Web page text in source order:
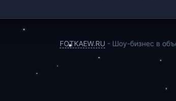
FOTKAEW.RU - Шоу-бизнес в